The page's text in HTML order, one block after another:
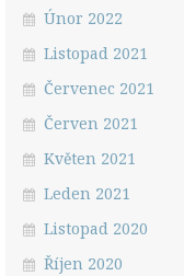
Únor 2022
Listopad 2021
Červenec 2021
Červen 2021
Květen 2021
Leden 2021
Listopad 2020
Říjen 2020